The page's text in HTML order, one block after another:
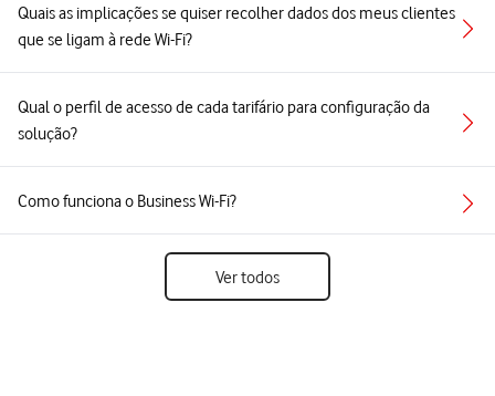
Quais as implicações se quiser recolher dados dos meus clientes
que se ligam à rede Wi-Fi?
Qual o perfil de acesso de cada tarifário para configuração da
solução?
Como funciona o Business Wi-Fi?
Ver todos